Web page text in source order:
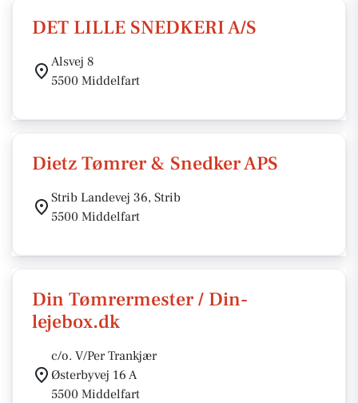
DET LILLE SNEDKERI A/S
Alsvej 8
5500 Middelfart
Dietz Tømrer & Snedker APS
Strib Landevej 36, Strib
5500 Middelfart
Din Tømrermester / Din-
lejebox.dk
c/o. V/Per Trankjær
Østerbyvej 16 A
5500 Middelfart